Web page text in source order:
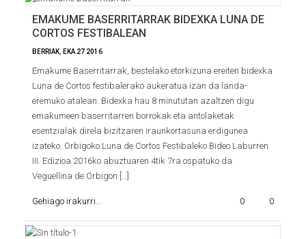
EMAKUME BASERRITARRAK BIDEXKA LUNA DE
CORTOS FESTIBALEAN
BERRIAK EKA 27 2016
Emakume Baserritarrak, bestelako etorkizuna ereiten bidexka
Luna de Cortos festibalerako aukeratua izan da landa-
eremuko atalean. Bidexka hau 8 minututan azaltzen digu
emakumeen baserritarren borrokak eta antolaketak
esentzialak direla bizitzaren iraunkortasuna erdigunea
izateko. Orbigoko Luna de Cortos Festibaleko Bideo Laburren
III. Edizioa 2016ko abuztuaren 4tik 7ra ospatuko da
Veguellina de Orbigon […]
Gehiago irakurri... 0 0